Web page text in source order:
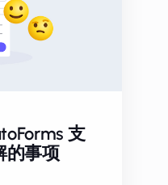
支
的事项